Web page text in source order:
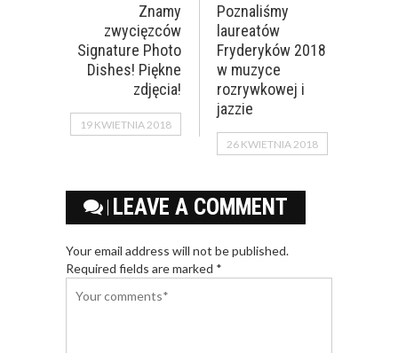
Znamy
zwycięzców
Signature Photo
Dishes! Piękne
zdjęcia!
19 KWIETNIA 2018
Poznaliśmy
laureatów
Fryderyków 2018
w muzyce
rozrywkowej i
jazzie
26 KWIETNIA 2018
LEAVE A COMMENT
Your email address will not be published.
Required fields are marked *